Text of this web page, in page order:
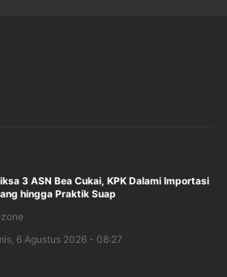
3 ASN Bea Cukai, KPK Dalami Importasi
hingga Praktik Suap
6 Agustus 2026 - 08:27